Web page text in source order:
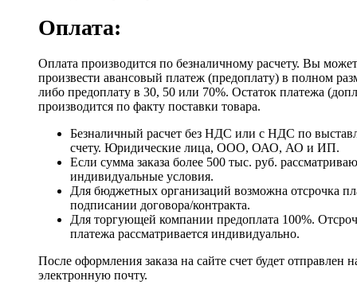
Оплата:
Оплата производится по безналичному расчету. Вы
произвести авансовый платеж (предоплату) в полном
либо предоплату в 30, 50 или 70%. Остаток платежа
производится по факту поставки товара.
Безналичный расчет без НДС или с НДС по
счету. Юридические лица, ООО, ОАО, АО и ИП.
Если сумма заказа более 500 тыс. руб.
индивидуальные условия.
Для бюджетных организаций возможна отсрочка
подписании договора/контракта.
Для торгующей компании предоплата 100%.
платежа рассматривается индивидуально.
После оформления заказа на сайте счет будет отправлен
электронную почту.